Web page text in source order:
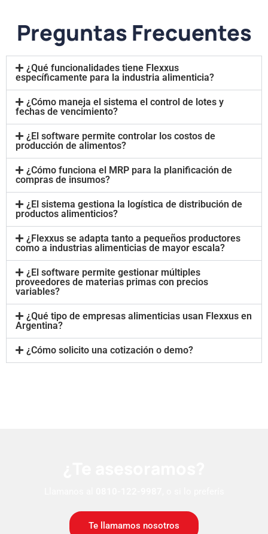
Preguntas Frecuentes
¿Qué funcionalidades tiene Flexxus
específicamente para la industria alimenticia?
¿Cómo maneja el sistema el control de lotes y
fechas de vencimiento?
¿El software permite controlar los costos de
producción de alimentos?
¿Cómo funciona el MRP para la planificación de
compras de insumos?
¿El sistema gestiona la logística de distribución de
productos alimenticios?
¿Flexxus se adapta tanto a pequeños productores
como a industrias alimenticias de mayor escala?
¿El software permite gestionar múltiples
proveedores de materias primas con precios
variables?
¿Qué tipo de empresas alimenticias usan Flexxus en
Argentina?
¿Cómo solicito una cotización o demo?
Te llamamos nosotros